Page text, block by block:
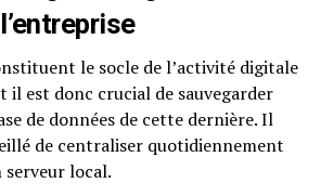
le socle de l’activité digitale
il est donc crucial de sauvegarder
de données de cette dernière. Il
de centraliser quotidiennement
serveur local.